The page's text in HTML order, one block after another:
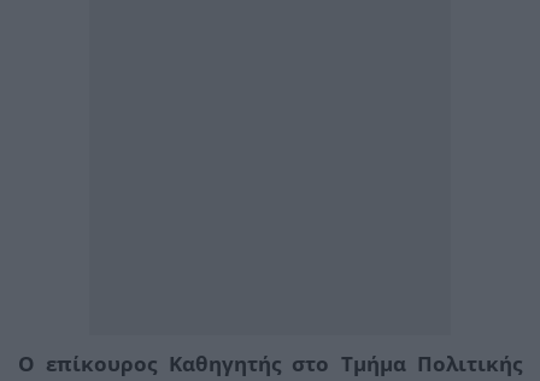
Ο επίκουρος Καθηγητής στο Τμήμα Πολιτικής